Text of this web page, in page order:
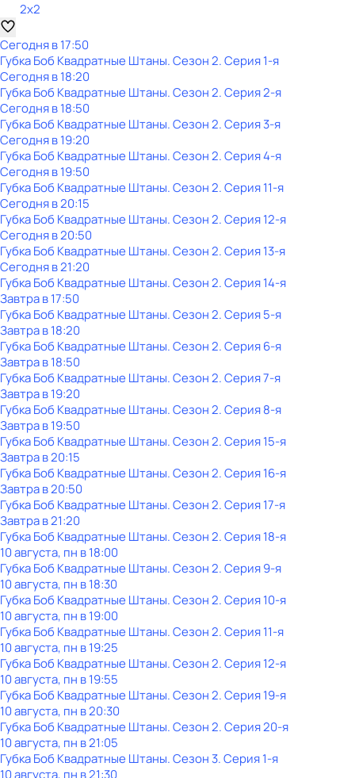
2x2
Сегодня в 17:50
Губка Боб Квадратные Штаны. Сезон 2. Серия 1-я
Сегодня в 18:20
Губка Боб Квадратные Штаны. Сезон 2. Серия 2-я
Сегодня в 18:50
Губка Боб Квадратные Штаны. Сезон 2. Серия 3-я
Сегодня в 19:20
Губка Боб Квадратные Штаны. Сезон 2. Серия 4-я
Сегодня в 19:50
Губка Боб Квадратные Штаны. Сезон 2. Серия 11-я
Сегодня в 20:15
Губка Боб Квадратные Штаны. Сезон 2. Серия 12-я
Сегодня в 20:50
Губка Боб Квадратные Штаны. Сезон 2. Серия 13-я
Сегодня в 21:20
Губка Боб Квадратные Штаны. Сезон 2. Серия 14-я
Завтра в 17:50
Губка Боб Квадратные Штаны. Сезон 2. Серия 5-я
Завтра в 18:20
Губка Боб Квадратные Штаны. Сезон 2. Серия 6-я
Завтра в 18:50
Губка Боб Квадратные Штаны. Сезон 2. Серия 7-я
Завтра в 19:20
Губка Боб Квадратные Штаны. Сезон 2. Серия 8-я
Завтра в 19:50
Губка Боб Квадратные Штаны. Сезон 2. Серия 15-я
Завтра в 20:15
Губка Боб Квадратные Штаны. Сезон 2. Серия 16-я
Завтра в 20:50
Губка Боб Квадратные Штаны. Сезон 2. Серия 17-я
Завтра в 21:20
Губка Боб Квадратные Штаны. Сезон 2. Серия 18-я
10 августа, пн в 18:00
Губка Боб Квадратные Штаны. Сезон 2. Серия 9-я
10 августа, пн в 18:30
Губка Боб Квадратные Штаны. Сезон 2. Серия 10-я
10 августа, пн в 19:00
Губка Боб Квадратные Штаны. Сезон 2. Серия 11-я
10 августа, пн в 19:25
Губка Боб Квадратные Штаны. Сезон 2. Серия 12-я
10 августа, пн в 19:55
Губка Боб Квадратные Штаны. Сезон 2. Серия 19-я
10 августа, пн в 20:30
Губка Боб Квадратные Штаны. Сезон 2. Серия 20-я
10 августа, пн в 21:05
Губка Боб Квадратные Штаны. Сезон 3. Серия 1-я
10 августа, пн в 21:30